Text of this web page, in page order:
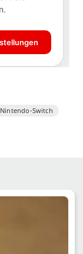
Nintendo-Switch